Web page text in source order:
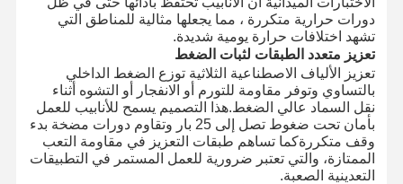
دورات حرارية متكررة ، مما يجعلها مثالية للمناطق التي
تشهد اختلافات حرارة يومية شديدة.
تعزيز متعدد الطبقات لثبات الضغط
تعزيز الألياف الاصطناعية الثلاثية توزع الضغط الداخلي
بالتساوي وتوفر مقاومة للتورم أو الانفجار أو التشوه أثناء
نقل السماد عالي الضغط.هذا التصميم يسمح للأنابيب للعمل
بأمان تحت ضغوط تصل إلى 25 بار وتقاوم دورات مضخة بدء
وقف متكررةكما تساهم طبقات التعزيز في مقاومة التعب
الممتازة، والتي تعتبر ضرورية للعمل المستمر في التطبيقات
التعدينية الصعبة.